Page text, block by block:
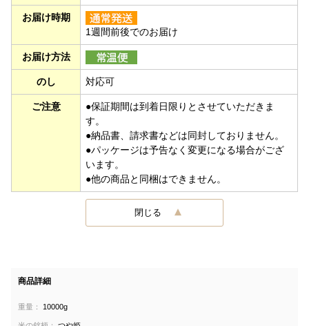
お届け時期
1週間前後でのお届け
お届け方法
のし 対応可
ご注意
●保証期間は到着日限りとさせていただきま
す。
●納品書、請求書などは同封しておりません。
●パッケージは予告なく変更になる場合がござ
います。
●他の商品と同梱はできません。
閉じる
商品詳細
重量： 10000g